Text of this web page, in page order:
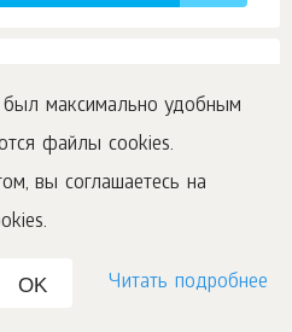
максимально удобным
файлы cookies.
вы соглашаетесь на
OK Читать подробнее
вода, 1,5